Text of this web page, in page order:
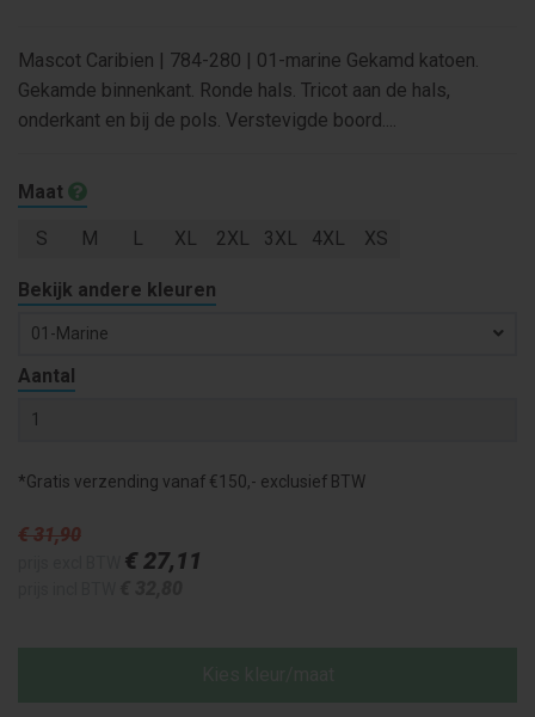
Mascot Caribien | 784-280 | 01-marine Gekamd katoen.
Gekamde binnenkant. Ronde hals. Tricot aan de hals,
onderkant en bij de pols. Verstevigde boord....
Maat
S M L XL 2XL 3XL 4XL XS
Bekijk andere kleuren
01-Marine
Aantal
*Gratis verzending vanaf €150,- exclusief BTW
€ 31,90
€ 27,11